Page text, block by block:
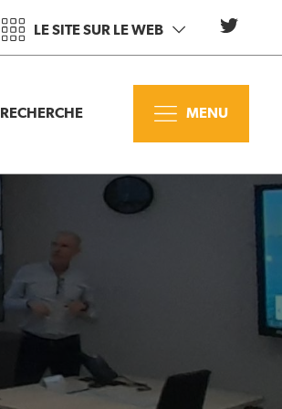
LE SITE SUR LE WEB
RECHERCHE MENU